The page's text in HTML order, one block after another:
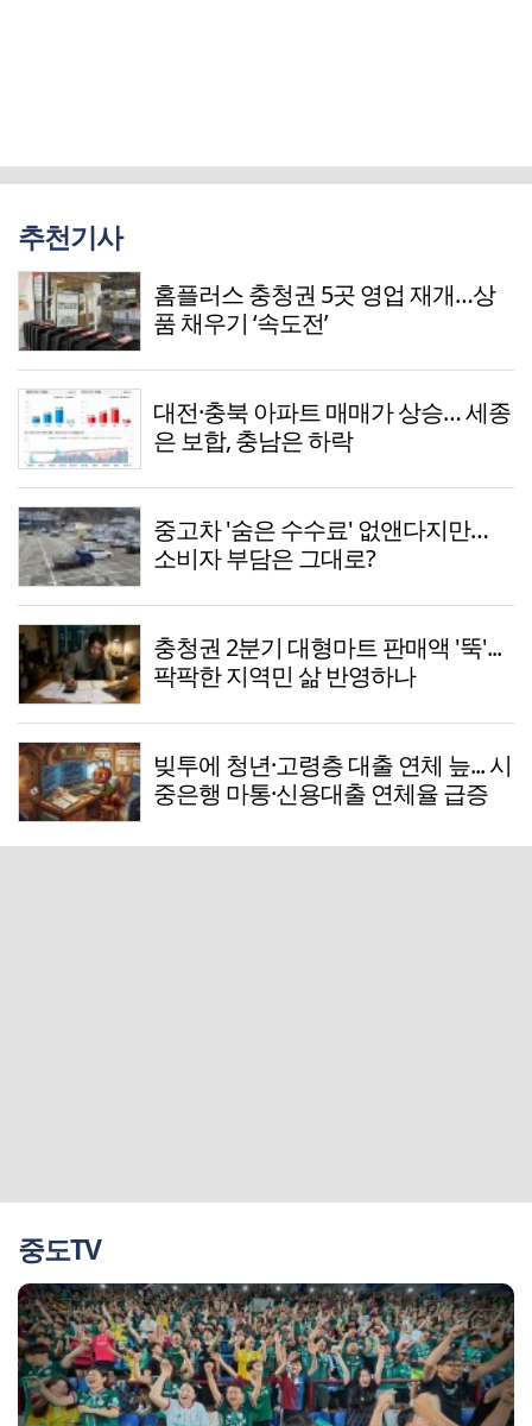
추천기사
홈플러스 충청권 5곳 영업 재개…상
품 채우기 ‘속도전’
대전·충북 아파트 매매가 상승… 세종
은 보합, 충남은 하락
중고차 '숨은 수수료' 없앤다지만…
소비자 부담은 그대로?
충청권 2분기 대형마트 판매액 '뚝'...
팍팍한 지역민 삶 반영하나
빚투에 청년·고령층 대출 연체 늪... 시
중은행 마통·신용대출 연체율 급증
중도TV